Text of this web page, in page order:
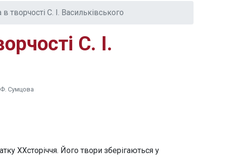
творчості С. І. Васильківського
С. І.
Ф. Сумцова
XXсторіччя. Його твори зберігаються у